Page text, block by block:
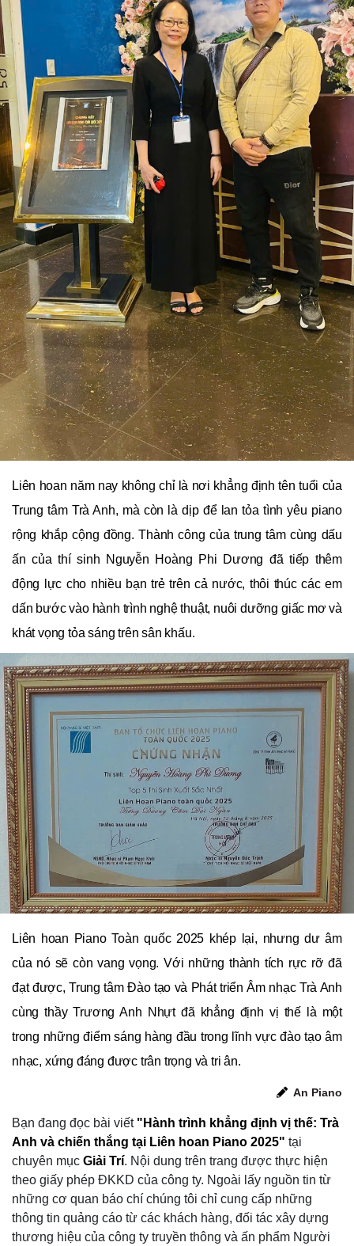
Liên hoan năm nay không chỉ là nơi khẳng định tên tuổi của
Trung tâm Trà Anh, mà còn là dịp để lan tỏa tình yêu piano
rộng khắp cộng đồng. Thành công của trung tâm cùng dấu
ấn của thí sinh Nguyễn Hoàng Phi Dương đã tiếp thêm
động lực cho nhiều bạn trẻ trên cả nước, thôi thúc các em
dấn bước vào hành trình nghệ thuật, nuôi dưỡng giấc mơ và
khát vọng tỏa sáng trên sân khấu.
Liên hoan Piano Toàn quốc 2025 khép lại, nhưng dư âm
của nó sẽ còn vang vọng. Với những thành tích rực rỡ đã
đạt được, Trung tâm Đào tạo và Phát triển Âm nhạc Trà Anh
cùng thầy Trương Anh Nhựt đã khẳng định vị thế là một
trong những điểm sáng hàng đầu trong lĩnh vực đào tạo âm
nhạc, xứng đáng được trân trọng và tri ân.
An Piano
Bạn đang đọc bài viết "Hành trình khẳng định vị thế: Trà
Anh và chiến thắng tại Liên hoan Piano 2025" tại
chuyên mục Giải Trí. Nội dung trên trang được thực hiện
theo giấy phép ĐKKD của công ty. Ngoài lấy nguồn tin từ
những cơ quan báo chí chúng tôi chỉ cung cấp những
thông tin quảng cáo từ các khách hàng, đối tác xây dựng
thương hiệu của công ty truyền thông và ấn phẩm Người